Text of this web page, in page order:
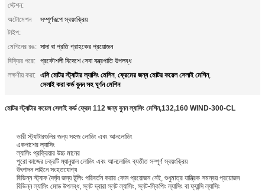
স্টেশন:
অটোমেশন
টাইপ:
সম্পূর্ণরূপে স্বয়ংক্রিয়
মেশিনের রঙ: সাদা বা প্রতি গ্রাহকের প্রয়োজন
বিক্রির পরে: প্রকৌশলী বিদেশে সেবা যন্ত্রপাতি উপলব্ধ
লক্ষণীয় করা: এসি মোটর স্ট্যাটার ল্যাসিং মেশিন, ফ্রেমের জন্য মোটর কয়েল সেলাই মেশিন,
সেলাই করা কর্ড বুনন সহ ঘূর্ণন মেশিন
মোটর স্ট্যাটার কয়েল সেলাই কর্ড ফ্রেম 112 জন্য বুনন ল্যাসিং মেশিন,132,160 WIND-300-CL
ভারী স্ট্যাটারগুলির জন্য সহজ লোডিং এবং আনলোডিং
একপাশের ল্যাসিং
ল্যাসিং প্রক্রিয়ার উচ্চ মানের
পুরো কাজের চক্রটি ম্যানুয়াল লোডিং এবং আনলোডিং ব্যতীত সম্পূর্ণ স্বয়ংক্রিয়
উৎপাদন লাইনে সংহতযোগ্য
বিভিন্ন স্ট্যাক দৈর্ঘ্য জন্য টুলিং পরিবর্তন করার কোন প্রয়োজন নেই, শুধুমাত্র যান্ত্রিক সমন্বয় প্রয়োজন
বিভিন্ন ল্যাসিং মোড উপলব্ধ, স্লট দ্বারা স্লট ল্যাসিং, স্লট-স্কিপিং ল্যাসিং বা ফ্যান্সি ল্যাসিং